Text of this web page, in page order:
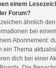
einem
Forum?
ähnlich
bei
Abonnement:
ein Thema
dich bei einer